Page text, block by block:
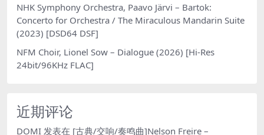
NHK Symphony Orchestra, Paavo Järvi – Bartok:
Concerto for Orchestra / The Miraculous Mandarin Suite
(2023) [DSD64 DSF]
NFM Choir, Lionel Sow – Dialogue (2026) [Hi-Res
24bit/96KHz FLAC]
近期评论
DOMI 发表在 [古典/交响/奏鸣曲]Nelson Freire –